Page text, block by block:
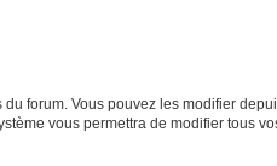
forum. Vous pouvez les modifier
vous permettra de modifier tous